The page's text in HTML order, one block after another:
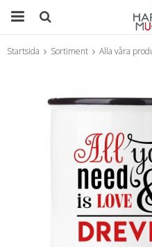
Startsida Sortiment Alla våra